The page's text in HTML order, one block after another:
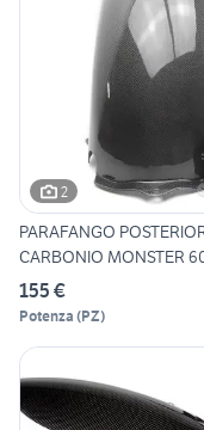
2
PARAFANGO
CARBONIO MONSTER
900
155 €
Potenza (PZ)